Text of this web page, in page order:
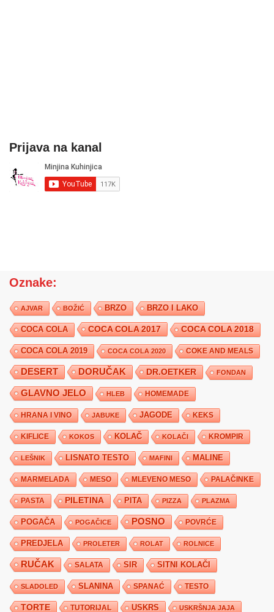
Prijava na kanal
Oznake:
AJVAR BOŽIĆ BRZO BRZO I LAKO
COCA COLA COCA COLA 2017 COCA COLA 2018
COCA COLA 2019 COCA COLA 2020 COKE AND MEALS
DESERT DORUČAK DR.OETKER FONDAN
GLAVNO JELO HLEB HOMEMADE
HRANA I VINO JABUKE JAGODE KEKS
KIFLICE KOKOS KOLAČ KOLAČI KROMPIR
LEŠNIK LISNATO TESTO MAFINI MALINE
MARMELADA MESO MLEVENO MESO PALAČINKE
PASTA PILETINA PITA PIZZA PLAZMA
POGAČA POGAČICE POSNO POVRĆE
PREDJELA PROLETER ROLAT ROLNICE
RUČAK SALATA SIR SITNI KOLAČI
SLADOLED SLANINA SPANAĆ TESTO
TORTE TUTORIJAL USKRS USKRŠNJA JAJA